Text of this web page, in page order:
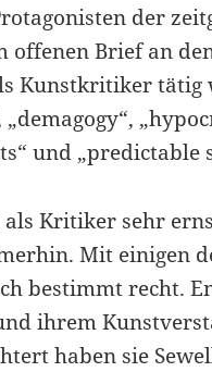
der
Brief an
Kunstkritiker
und „predictable
Kritiker sehr
Mit einigen
bestimmt recht.
ihrem
haben sie